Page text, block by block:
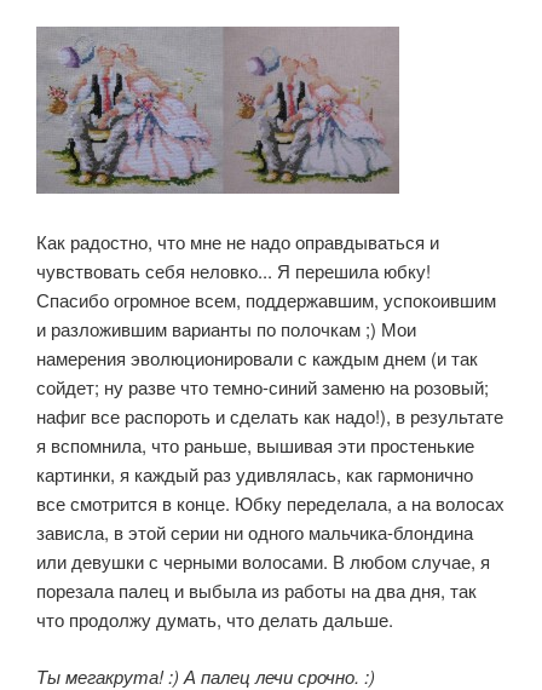
Как радостно, что мне не надо оправдываться и
чувствовать себя неловко... Я перешила юбку!
Спасибо огромное всем, поддержавшим, успокоившим
и разложившим варианты по полочкам ;) Мои
намерения эволюционировали с каждым днем (и так
сойдет; ну разве что темно-синий заменю на розовый;
нафиг все распороть и сделать как надо!), в результате
я вспомнила, что раньше, вышивая эти простенькие
картинки, я каждый раз удивлялась, как гармонично
все смотрится в конце. Юбку переделала, а на волосах
зависла, в этой серии ни одного мальчика-блондина
или девушки с черными волосами. В любом случае, я
порезала палец и выбыла из работы на два дня, так
что продолжу думать, что делать дальше.
Ты мегакрута! :) А палец лечи срочно. :)